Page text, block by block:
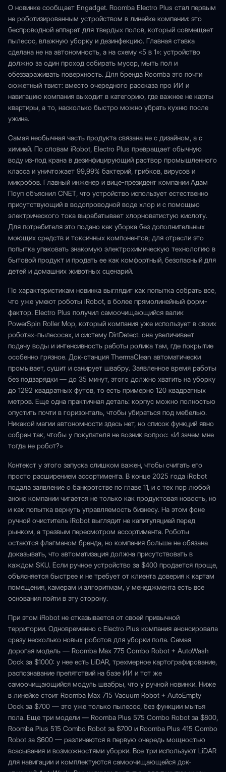
О новинке сообщает Engadget. Roomba Electro Plus стал первым
не роботизированным устройством в линейке компании: это
беспроводной аппарат для твердых полов, который совмещает
пылесос, влажную уборку и дезинфекцию. Главная ставка
сделана не на автономность, а на схему «5 в 1»: устройство
должно за один проход собирать мусор, мыть пол и
обеззараживать поверхность. Для бренда Roomba это почти
сюжетный твист: вместо очередного рассказа про ИИ и
навигацию компания выходит в категорию, где важнее не карты
квартиры, а то, насколько быстро можно убрать кухню после
ужина.
Самая необычная часть продукта связана не с дизайном, а с
химией. По словам iRobot, Electro Plus превращает обычную
воду из-под крана в дезинфицирующий раствор промышленного
класса и уничтожает 99,99% бактерий, грибков, вирусов и
микробов. Главный инженер и вице-президент компании Адам
Поуп объяснил CNET, что устройство использует естественно
присутствующий в водопроводной воде хлор и с помощью
электрического тока вырабатывает хлорноватистую кислоту.
Для потребителя это подано как уборка без дополнительных
моющих средств и токсичных компонентов; для отрасли это
попытка упаковать знакомую электрохимическую технологию в
бытовой продукт и продать ее как комфортный, безопасный для
детей и домашних животных сценарий.
По характеристикам новинка выглядит как попытка собрать все,
что уже умеют роботы iRobot, в более прямолинейный форм-
фактор. Electro Plus получил самоочищающийся валик
PowerSpin Roller Mop, который компания уже использует в своих
роботах-пылесосах, и систему DirtDetect: она увеличивает
подачу воды и интенсивность работы ролика там, где покрытие
особенно грязное. Док-станция ThermaClean автоматически
промывает, сушит и санирует швабру. Заявленное время работы
без подзарядки — до 35 минут, этого должно хватить на уборку
до 1292 квадратных футов, то есть примерно 120 квадратных
метров. Еще одна практичная деталь: корпус можно полностью
опустить почти в горизонталь, чтобы убираться под мебелью.
Никакой магии автономности здесь нет, но список функций явно
собран так, чтобы у покупателя не возник вопрос: «И зачем мне
тогда не робот?»
Контекст у этого запуска слишком важен, чтобы считать его
просто расширением ассортимента. В конце 2025 года iRobot
подала заявление о банкротстве по главе 11, и с тех пор любой
анонс компании читается не только как продуктовая новость, но
и как попытка вернуть управляемость бизнесу. На этом фоне
ручной очиститель iRobot выглядит не капитуляцией перед
рынком, а трезвым пересмотром ассортимента. Роботы
остаются флагманом бренда, но компания больше не обязана
доказывать, что автоматизация должна присутствовать в
каждом SKU. Если ручное устройство за $400 продается проще,
объясняется быстрее и не требует от клиента доверия к картам
помещения, камерам и алгоритмам, у менеджмента есть все
основания пойти в эту сторону.
При этом iRobot не отказывается от своей привычной
территории. Одновременно с Electro Plus компания анонсировала
сразу несколько новых роботов для уборки пола. Самая
дорогая модель — Roomba Max 775 Combo Robot + AutoWash
Dock за $1000: у нее есть LiDAR, трехмерное картографирование,
распознавание препятствий на базе ИИ и тот же
самоочищающийся модуль швабры, что у ручной новинки. Ниже
в линейке стоит Roomba Max 715 Vacuum Robot + AutoEmpty
Dock за $700 — это уже только пылесос, без функции мытья
пола. Еще три модели — Roomba Plus 575 Combo Robot за $800,
Roomba Plus 515 Combo Robot за $700 и Roomba Plus 415 Combo
Robot за $600 — различаются в первую очередь мощностью
всасывания и возможностями уборки. Все три используют LiDAR
для навигации и комплектуются самоочищающейся док-